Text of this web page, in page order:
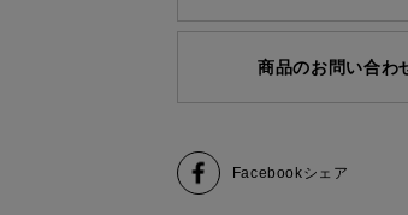
商品のお問い合わ
Facebookシェア